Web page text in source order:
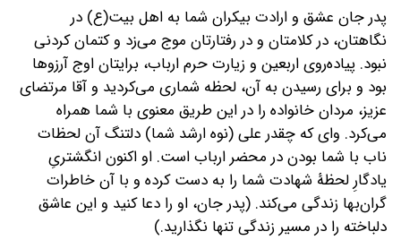
پدر جان عشق و ارادت بیکران شما به اهل بیت(ع) در
نگاهتان، در کلامتان و در رفتارتان موج می‌زد و کتمان کردنی
نبود. پیاده‌روی اربعین و زیارت حرم ارباب، برایتان اوج آرزوها
بود و برای رسیدن به آن، لحظه شماری می‌کردید و آقا مرتضای
عزیز، مردان خانواده را در این طریق معنوی با شما همراه
می‌کرد. وای که چقدر علی (نوه ارشد شما) دلتنگ آن لحظات
ناب با شما بودن در محضر ارباب است. او اکنون انگشتریِ
یادگارِ لحظۀ شهادت شما را به دست کرده و با آن خاطرات
گران‌بها زندگی می‌کند. (پدر جان، او را دعا کنید و این عاشق
دلباخته را در مسیر زندگی تنها نگذارید.)